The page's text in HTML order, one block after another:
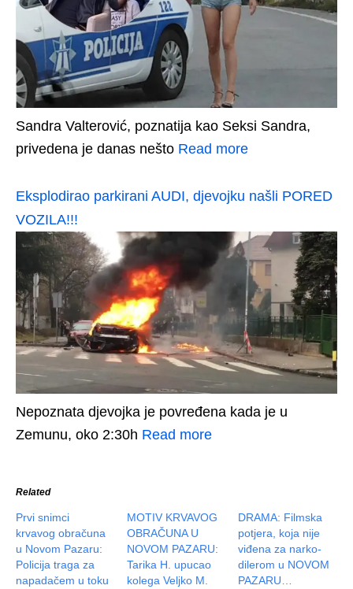
Sandra Valterović, poznatija kao Seksi Sandra,
privedena je danas nešto Read more
Eksplodirao parkirani AUDI, djevojku našli PORED
VOZILA!!!
Nepoznata djevojka je povređena kada je u
Zemunu, oko 2:30h Read more
Related
Prvi snimci
krvavog obračuna
u Novom Pazaru:
Policija traga za
napadačem u toku
MOTIV KRVAVOG
OBRAČUNA U
NOVOM PAZARU:
Tarika H. upucao
kolega Veljko M.
DRAMA: Filmska
potjera, koja nije
viđena za narko-
dilerom u NOVOM
PAZARU…